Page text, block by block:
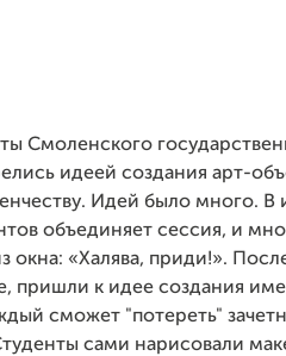
Смоленского
идеей создания арт-
Идей было много. В
объединяет сессия, и
окна: «Халява, приди!».
пришли к идее создания
сможет "потереть"
сами нарисовали